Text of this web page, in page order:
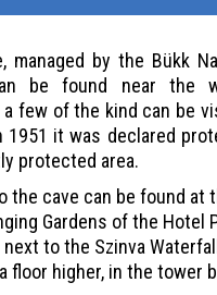
managed by the Bükk
be found near the
a few of the kind can be
1951 it was declared
protected area.
the cave can be found at
Gardens of the Hotel
to the Szinva
floor higher, in the tower